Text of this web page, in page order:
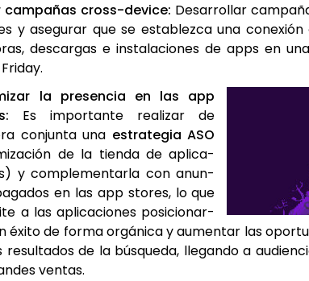
cam­pa­ñas cross-devi­ce: Desa­rro­llar
y ase­gu­rar que se esta­blez­ca una
des­car­gas e ins­ta­la­cio­nes de apps en
la pre­sen­cia en las app
Es impor­tan­te rea­li­zar de
con­jun­ta una estra­te­gia ASO
de la tien­da de apli­ca­
y com­ple­men­tar­la con anun­
en las app sto­res, lo que
a las apli­ca­cio­nes posi­cio­nar­
éxi­to de for­ma orgá­ni­ca y aumen­tar las
resul­ta­dos de la bús­que­da, lle­gan­do a
ven­tas.